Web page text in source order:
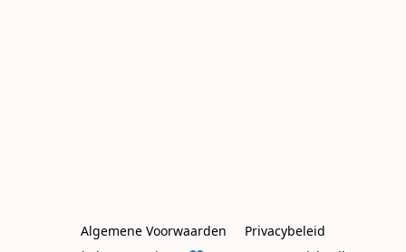
Algemene Voorwaarden
Privacybeleid